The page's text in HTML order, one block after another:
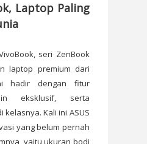
Laptop Paling
seri ZenBook
laptop premium dari
hadir dengan fitur
eksklusif, serta
Kali ini ASUS
yang belum pernah
yaitu ukuran bodi